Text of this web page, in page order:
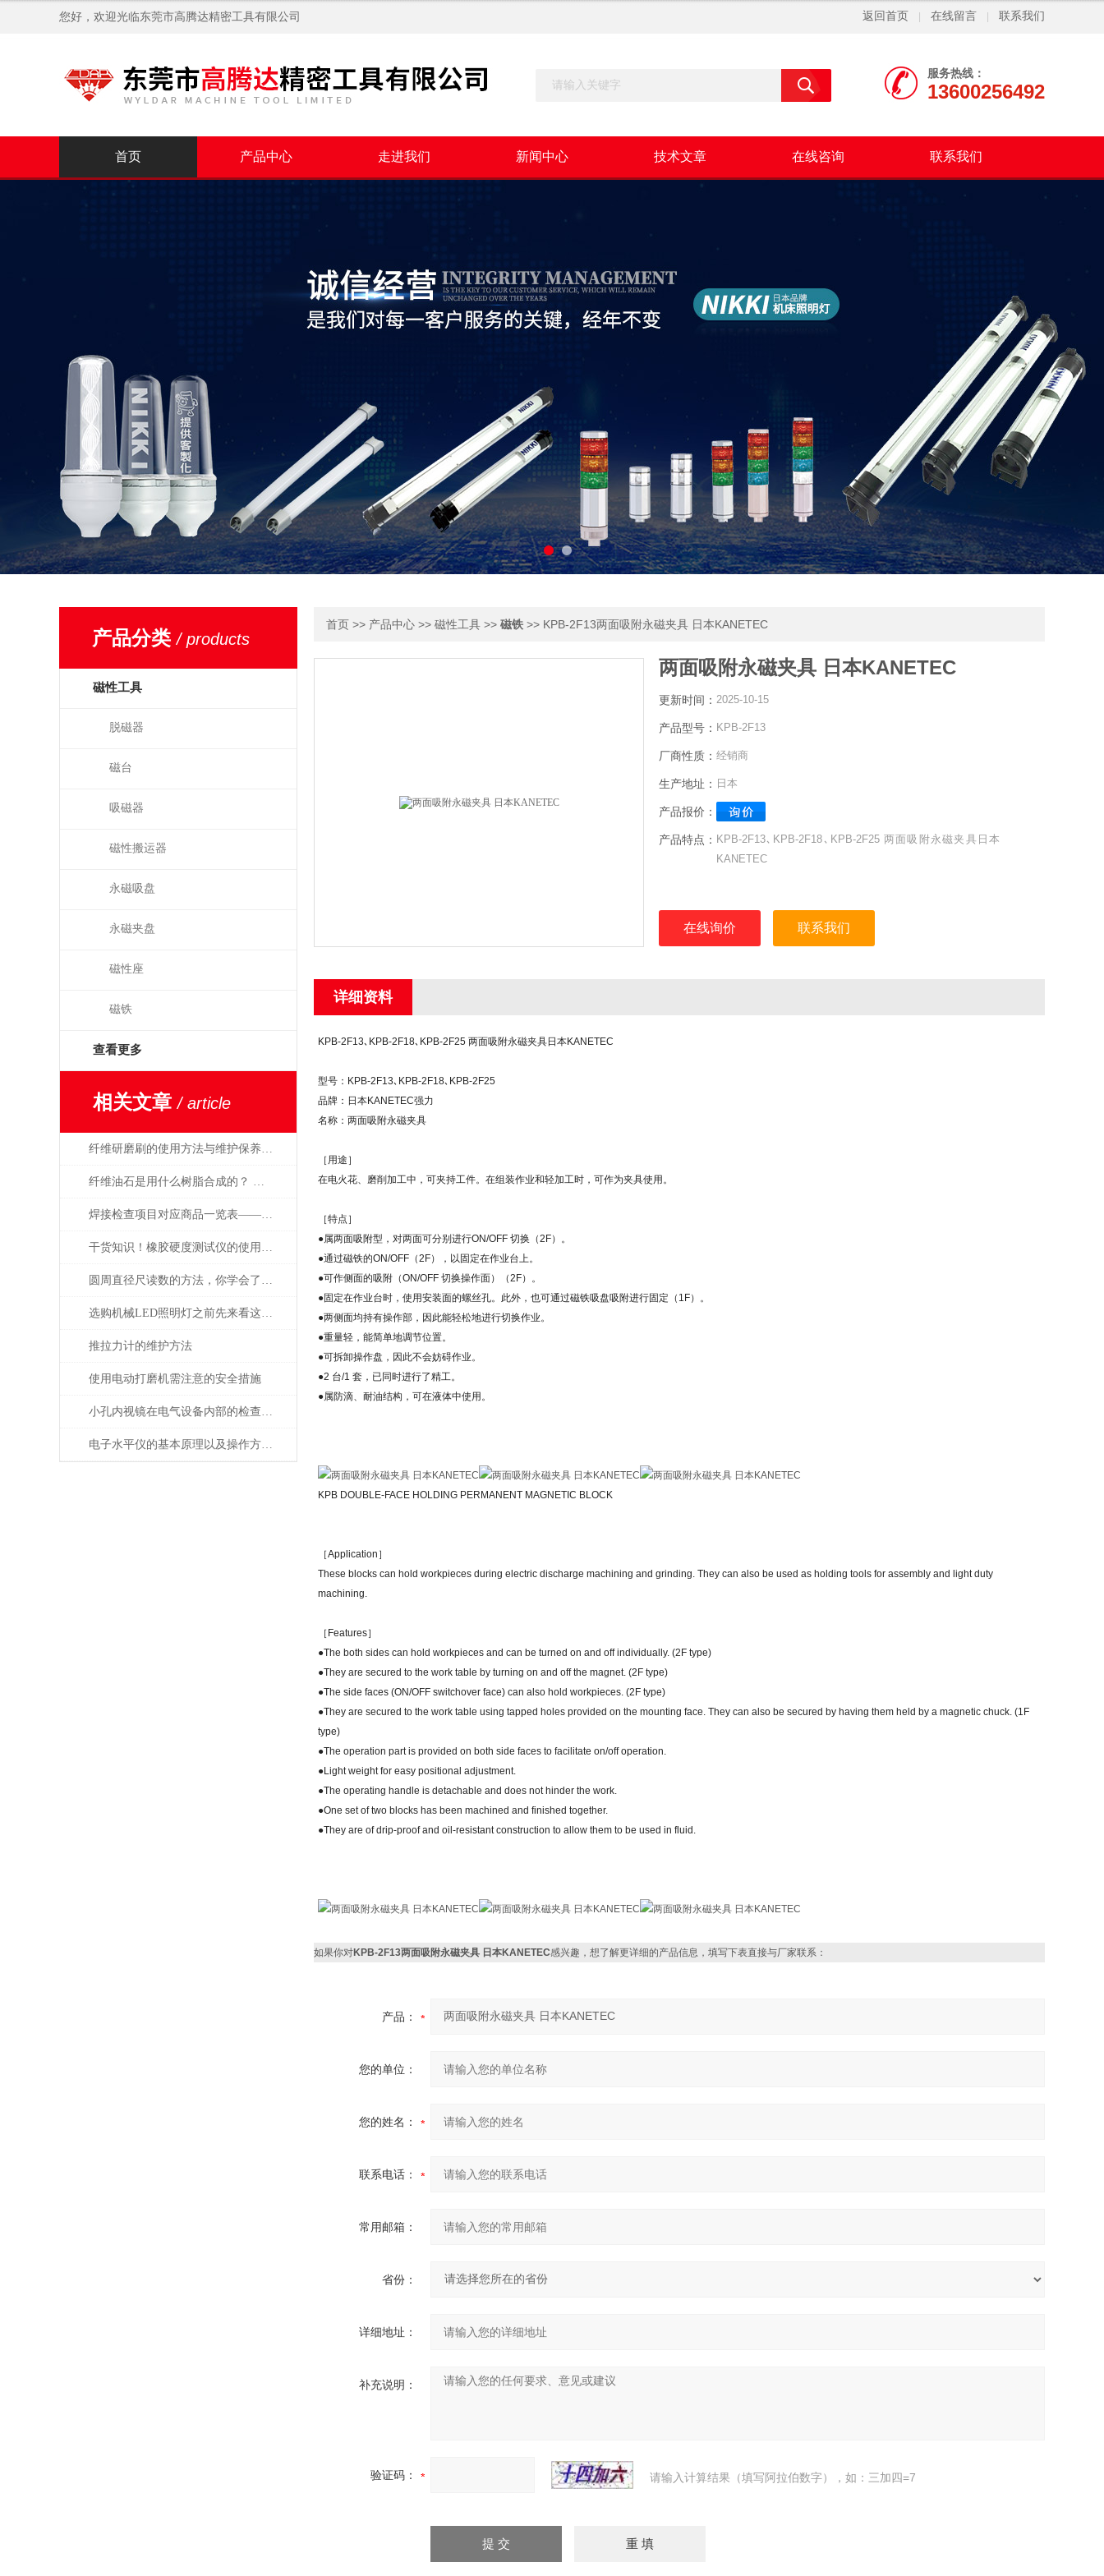
您好，欢迎光临东莞市高腾达精密工具有限公司 返回首页 在线留言 联系我们
服务热线：
13600256492
首页 产品中心 走进我们 新闻中心 技术文章 在线咨询 联系我们
产品分类/ products
磁性工具
脱磁器
磁台
吸磁器
磁性搬运器
永磁吸盘
永磁夹盘
磁性座
磁铁
查看更多
相关文章/ article
纤维研磨刷的使用方法与维护保养要点
纤维油石是用什么树脂合成的？ 为什么这么贵？
焊接检查项目对应商品一览表——日本SK新泻精机
干货知识！橡胶硬度测试仪的使用说明
圆周直径尺读数的方法，你学会了吗？
选购机械LED照明灯之前先来看这篇攻略准没错
推拉力计的维护方法
使用电动打磨机需注意的安全措施
小孔内视镜在电气设备内部的检查应用有哪些？
电子水平仪的基本原理以及操作方法的说明
首页 >> 产品中心 >> 磁性工具 >> 磁铁 >> KPB-2F13两面吸附永磁夹具 日本KANETEC
两面吸附永磁夹具 日本KANETEC
更新时间： 2025-10-15
产品型号： KPB-2F13
厂商性质： 经销商
生产地址： 日本
产品报价：
产品特点： KPB-2F13､KPB-2F18､KPB-2F25 两面吸附永磁夹具日本
KANETEC
品牌：日本KANETEC强力
名称：两面吸附永磁夹具
在线询价 联系我们
详细资料
KPB-2F13､KPB-2F18､KPB-2F25 两面吸附永磁夹具日本KANETEC
型号：KPB-2F13､KPB-2F18､KPB-2F25
品牌：日本KANETEC强力
名称：两面吸附永磁夹具
［用途］
在电火花、磨削加工中，可夹持工件。在组装作业和轻加工时，可作为夹具使用。
［特点］
●属两面吸附型，对两面可分别进行ON/OFF 切换（2F）。
●通过磁铁的ON/OFF（2F），以固定在作业台上。
●可作侧面的吸附（ON/OFF 切换操作面）（2F）。
●固定在作业台时，使用安装面的螺丝孔。此外，也可通过磁铁吸盘吸附进行固定（1F）。
●两侧面均持有操作部，因此能轻松地进行切换作业。
●重量轻，能简单地调节位置。
●可拆卸操作盘，因此不会妨碍作业。
●2 台/1 套，已同时进行了精工。
●属防滴、耐油结构，可在液体中使用。
KPB DOUBLE-FACE HOLDING PERMANENT MAGNETIC BLOCK
［Application］
These blocks can hold workpieces during electric discharge machining and grinding. They can also be used as holding tools for assembly and light duty
machining.
［Features］
●The both sides can hold workpieces and can be turned on and off individually. (2F type)
●They are secured to the work table by turning on and off the magnet. (2F type)
●The side faces (ON/OFF switchover face) can also hold workpieces. (2F type)
●They are secured to the work table using tapped holes provided on the mounting face. They can also be secured by having them held by a magnetic chuck. (1F
type)
●The operation part is provided on both side faces to facilitate on/off operation.
●Light weight for easy positional adjustment.
●The operating handle is detachable and does not hinder the work.
●One set of two blocks has been machined and finished together.
●They are of drip-proof and oil-resistant construction to allow them to be used in fluid.
如果你对KPB-2F13两面吸附永磁夹具 日本KANETEC感兴趣，想了解更详细的产品信息，填写下表直接与厂家联系：
产品：
您的单位：
您的姓名：
联系电话：
常用邮箱：
省份：
详细地址：
补充说明：
验证码： 请输入计算结果（填写阿拉伯数字），如：三加四=7